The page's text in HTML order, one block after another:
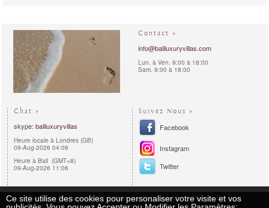
Contact »
info@baliluxuryvillas.com
Lun. à Ven. 9:00 à 18:00
Sam. 9:00 à 18:00
Chat »
skype: baliluxuryvillas
Heure locale à Londres (GB)
09-Aug-2026 04:06
Heure à Bali (GMT+8)
09-Aug-2026 11:06
Suivez Nous »
Facebook
Instagram
Twitter
Règles de Confidentialité Procédures de Réservation Plan du Site Web
Ce site utilise des cookies pour personaliser votre visite et vos